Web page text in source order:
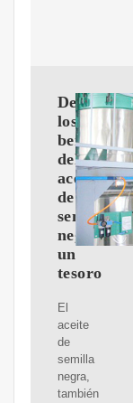
Descubre
los
beneficios
del
aceite
de
semillas
negras:
un
tesoro
El
aceite
de
semilla
negra,
también